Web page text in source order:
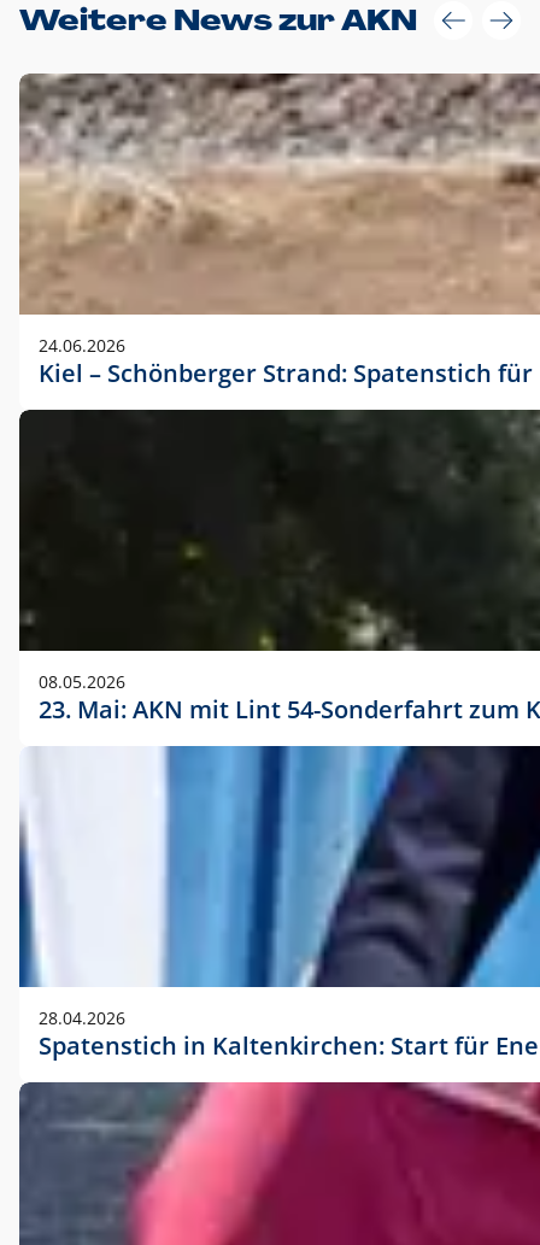
Weitere News zur AKN
24.06.2026
Kiel – Schönberger Strand: Spatenstich
08.05.2026
23. Mai: AKN mit Lint 54-Sonderfahrt
28.04.2026
Spatenstich in Kaltenkirchen: Start für